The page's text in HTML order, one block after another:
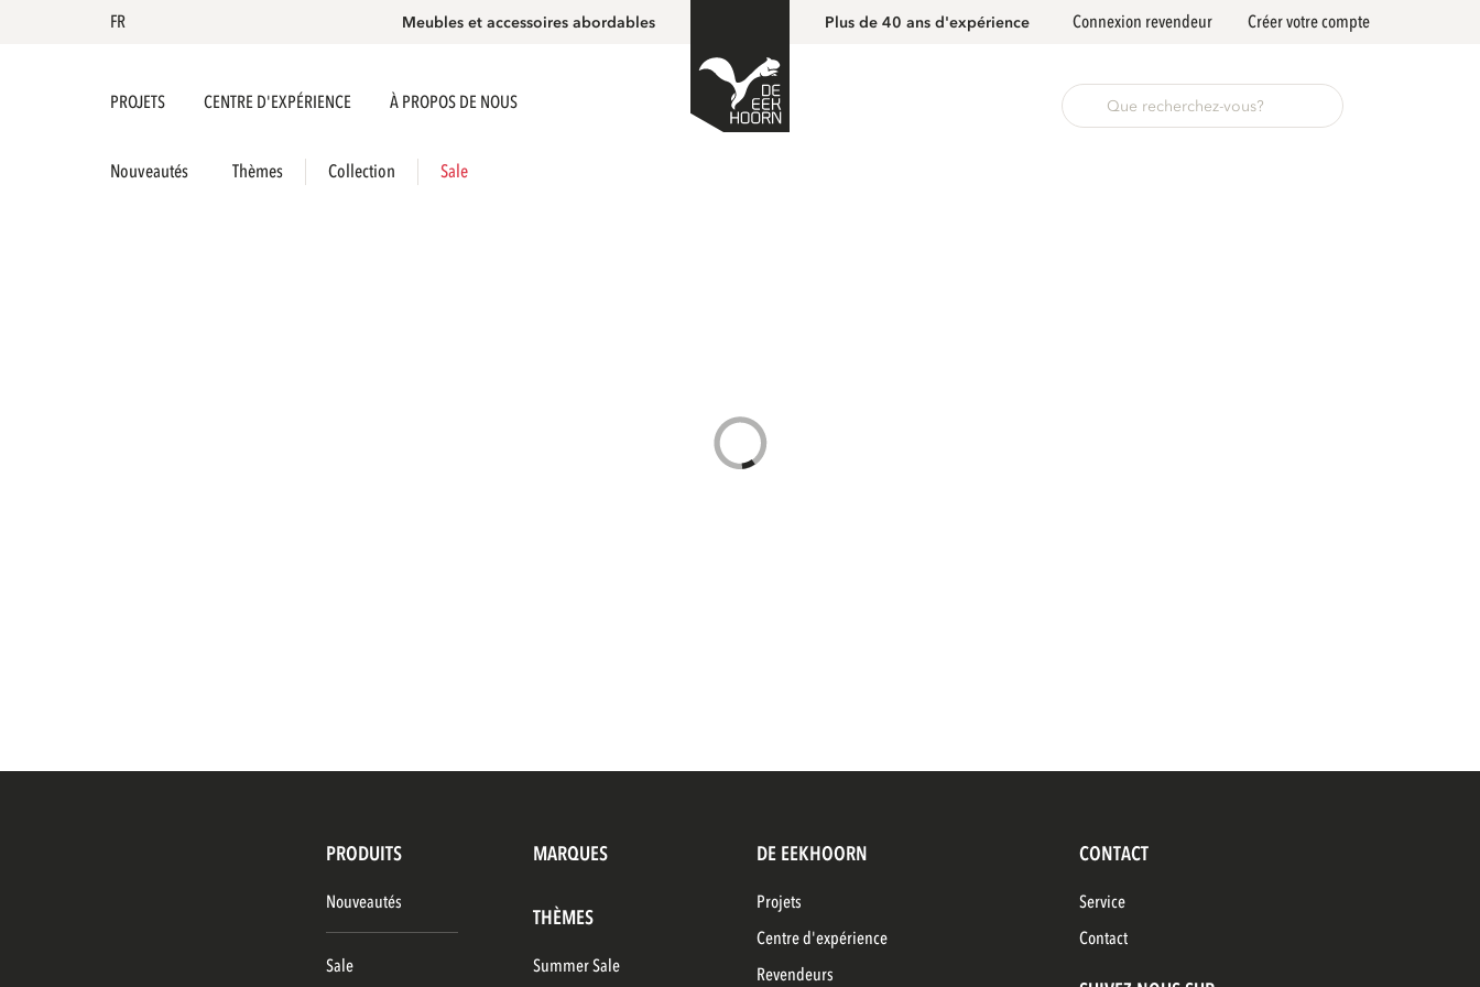
FR Meubles et accessoires abordables Plus de 40 ans d'expérience Connexion revendeur Créer votre compte
PROJETS CENTRE D'EXPÉRIENCE À PROPOS DE NOUS
Nouveautés Thèmes Collection Sale
PRODUITS MARQUES
Nouveautés
Sale
THÈMES
Summer Sale
DE EEKHOORN
Projets
Centre d'expérience
Revendeurs
CONTACT
Service
Contact